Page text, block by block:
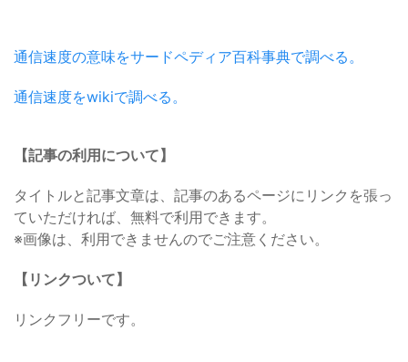
通信速度の意味をサードペディア百科事典で調べる。
通信速度をwikiで調べる。
【記事の利用について】
タイトルと記事文章は、記事のあるページにリンクを張っ
ていただければ、無料で利用できます。
※画像は、利用できませんのでご注意ください。
【リンクついて】
リンクフリーです。